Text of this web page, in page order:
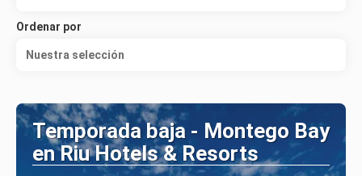
Ordenar por
Nuestra selección
Temporada baja - Montego Bay
en Riu Hotels & Resorts